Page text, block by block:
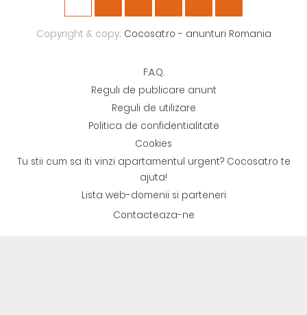
Copyright & copy; Cocosat.ro - anunturi Romania
F.A.Q.
Reguli de publicare anunt
Reguli de utilizare
Politica de confidentialitate
Cookies
Tu stii cum sa iti vinzi apartamentul urgent? Cocosat.ro te
ajuta!
Lista web-domenii si parteneri
Contacteaza-ne